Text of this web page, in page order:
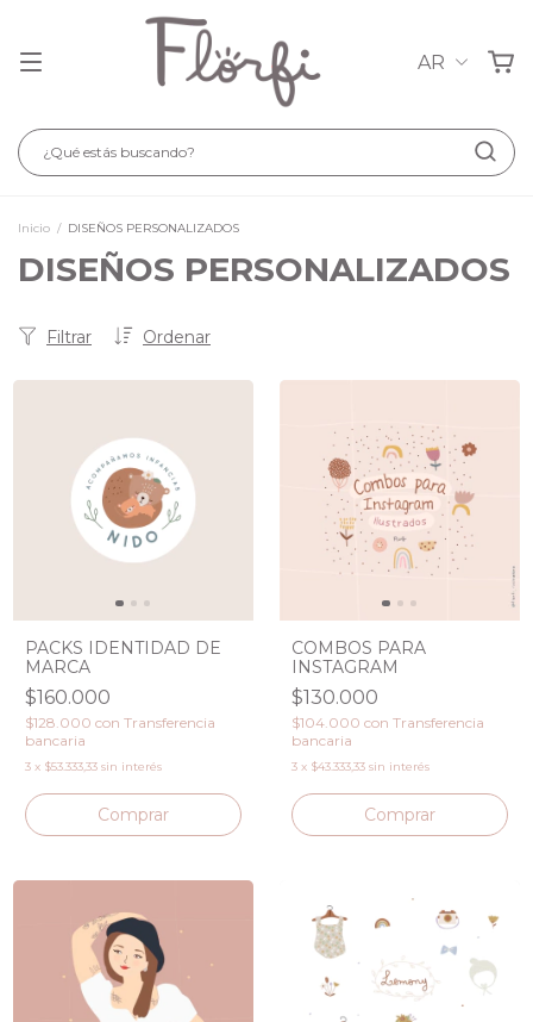
AR
Inicio / DISEÑOS PERSONALIZADOS
DISEÑOS PERSONALIZADOS
Ordenar
Filtrar
PACKS IDENTIDAD DE
MARCA
$160.000
$128.000 con Transferencia
bancaria
3 x $53.333,33 sin interés
Comprar
COMBOS PARA
INSTAGRAM
$130.000
$104.000 con Transferencia
bancaria
3 x $43.333,33 sin interés
Comprar